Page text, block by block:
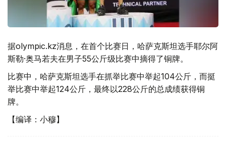
据olympic.kz消息，在首个比赛日，哈萨克斯坦选手耶尔阿
斯勒·奥马若夫在男子55公斤级比赛中摘得了铜牌。
比赛中，哈萨克斯坦选手在抓举比赛中举起104公斤，而挺
举比赛中举起124公斤，最终以228公斤的总成绩获得铜
牌。
【编译：小穆】